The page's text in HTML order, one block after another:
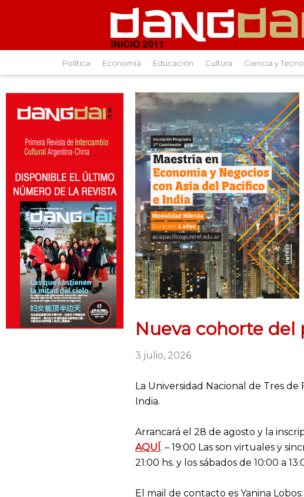
Política Economía Educación Cultura Ciencia y Tecno
Nueva cohorte del
3 julio, 2026
La Universidad Nacional de Tres
India.
Arrancará el 28 de agosto y la
AQUÍ. – 19:00 Las son virtuales y
21:00 hs. y los sábados de 10:00 a
El mail de contacto es Yanina Lobos: